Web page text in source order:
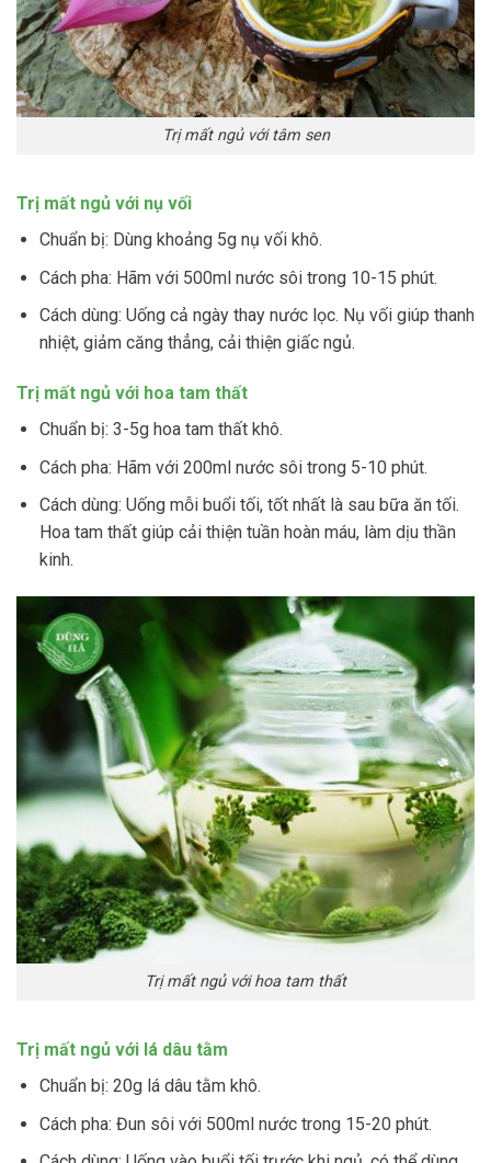
Trị mất ngủ với tâm sen
Trị mất ngủ với nụ vối
Chuẩn bị: Dùng khoảng 5g nụ vối khô.
Cách pha: Hãm với 500ml nước sôi trong 10-15 phút.
Cách dùng: Uống cả ngày thay nước lọc. Nụ vối giúp thanh
nhiệt, giảm căng thẳng, cải thiện giấc ngủ.
Trị mất ngủ với hoa tam thất
Chuẩn bị: 3-5g hoa tam thất khô.
Cách pha: Hãm với 200ml nước sôi trong 5-10 phút.
Cách dùng: Uống mỗi buổi tối, tốt nhất là sau bữa ăn tối.
Hoa tam thất giúp cải thiện tuần hoàn máu, làm dịu thần
kinh.
Trị mất ngủ với hoa tam thất
Trị mất ngủ với lá dâu tằm
Chuẩn bị: 20g lá dâu tằm khô.
Cách pha: Đun sôi với 500ml nước trong 15-20 phút.